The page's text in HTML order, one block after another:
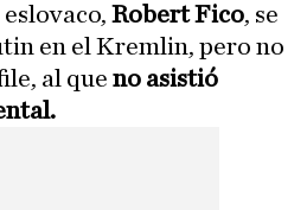
Robert Fico, se
en el Kremlin, pero no
al que no asistió